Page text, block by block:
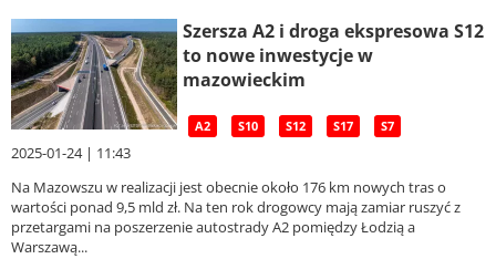
Szersza A2 i droga ekspresowa S12
to nowe inwestycje w
mazowieckim
A2 S10 S12 S17 S7
2025-01-24 | 11:43
Na Mazowszu w realizacji jest obecnie około 176 km nowych tras o
wartości ponad 9,5 mld zł. Na ten rok drogowcy mają zamiar ruszyć z
przetargami na poszerzenie autostrady A2 pomiędzy Łodzią a
Warszawą...